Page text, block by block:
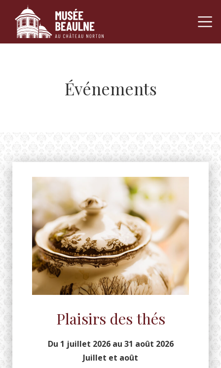
Passer au contenu Navigation
Événements
Plaisirs des thés
Du 1 juillet 2026 au 31 août 2026
Juillet et août